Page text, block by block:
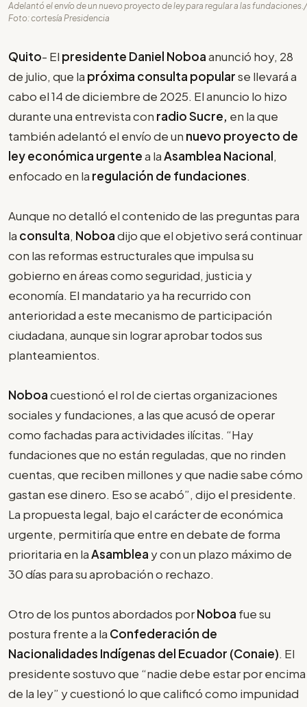
Adelantó el envío de un nuevo proyecto de ley para regular a las fundaciones./
Foto: cortesía Presidencia
Quito- El presidente Daniel Noboaanunció hoy, 28
de julio, que la próxima consulta popularse llevará a
cabo el 14 de diciembre de 2025. El anuncio lo hizo
durante una entrevista con radio Sucre, en la que
también adelantó el envío de un nuevo proyecto de
ley económica urgentea laAsamblea Nacional,
enfocado en la regulación de fundaciones.
Aunque no detalló el contenido de las preguntas para
la consulta, Noboadijo que el objetivo será continuar
con las reformas estructurales que impulsa su
gobierno en áreas como seguridad, justicia y
economía. El mandatario ya ha recurrido con
anterioridad a este mecanismo de participación
ciudadana, aunque sin lograr aprobar todos sus
planteamientos.
Noboacuestionó el rol de ciertas organizaciones
sociales y fundaciones, a las que acusó de operar
como fachadas para actividades ilícitas. “Hay
fundaciones que no están reguladas, que no rinden
cuentas, que reciben millones y que nadie sabe cómo
gastan ese dinero. Eso se acabó”, dijo el presidente.
La propuesta legal, bajo el carácter de económica
urgente, permitiría que entre en debate de forma
prioritaria en laAsamblea y con un plazo máximo de
30 días para su aprobación o rechazo.
Otro de los puntos abordados porNoboa fue su
postura frente a la Confederación de
Nacionalidades Indígenas del Ecuador (Conaie). El
presidente sostuvo que “nadie debe estar por encima
de la ley” y cuestionó lo que calificó como impunidad